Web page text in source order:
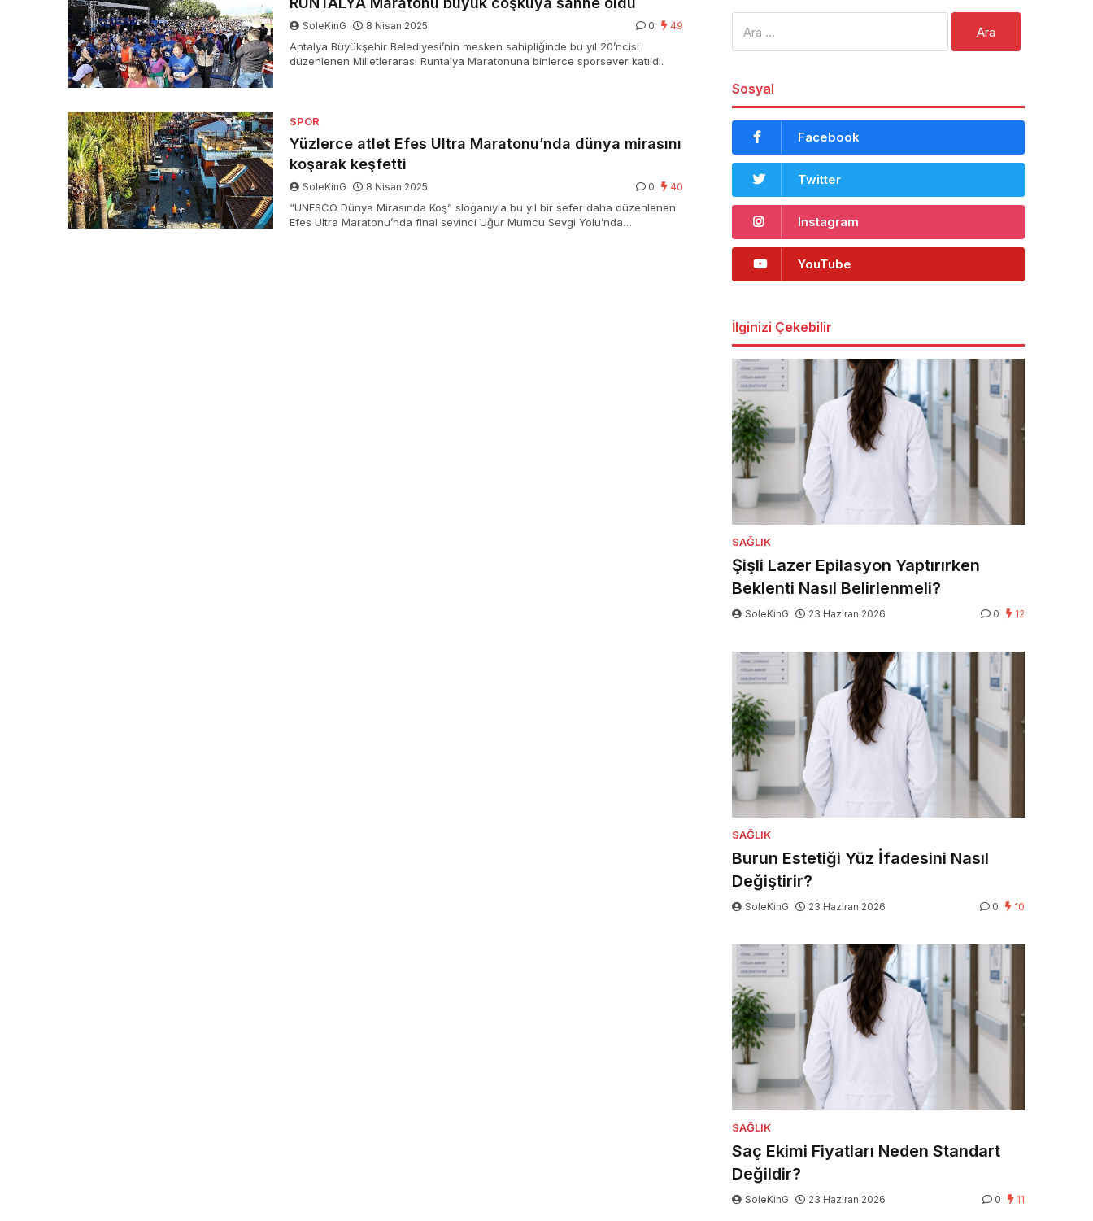
SoleKinG 8 Nisan 2025 0 49
Antalya Büyükşehir Belediyesi’nin mesken sahipliğinde bu yıl 20’ncisi
düzenlenen Milletlerarası Runtalya Maratonuna binlerce sporsever katıldı.
SPOR
Yüzlerce atlet Efes Ultra Maratonu’nda dünya mirasını
koşarak keşfetti
SoleKinG 8 Nisan 2025 0 40
“UNESCO Dünya Mirasında Koş” sloganıyla bu yıl bir sefer daha düzenlenen
Efes Ultra Maratonu’nda final sevinci Uğur Mumcu Sevgi Yolu’nda
Sosyal
Facebook
Twitter
Instagram
YouTube
İlginizi Çekebilir
SAĞLIK
Şişli Lazer Epilasyon Yaptırırken
Beklenti Nasıl Belirlenmeli?
SoleKinG 23 Haziran 2026 0 12
SAĞLIK
Burun Estetiği Yüz İfadesini Nasıl
Değiştirir?
SoleKinG 23 Haziran 2026 0 10
SAĞLIK
Saç Ekimi Fiyatları Neden Standart
Değildir?
SoleKinG 23 Haziran 2026 0 11